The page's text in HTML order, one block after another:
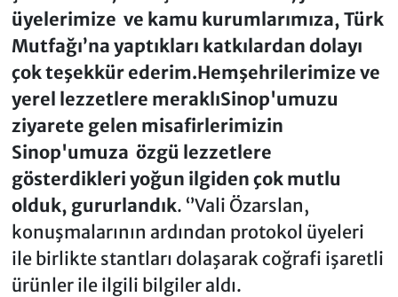
üyelerimize ve kamu kurumlarımıza, Türk
Mutfağı’na yaptıkları katkılardan dolayı
çok teşekkür ederim.Hemşehrilerimize ve
yerel lezzetlere meraklıSinop'umuzu
ziyarete gelen misafirlerimizin
Sinop'umuza özgü lezzetlere
gösterdikleri yoğun ilgiden çok mutlu
olduk, gururlandık. ‘’Vali Özarslan,
konuşmalarının ardından protokol üyeleri
ile birlikte stantları dolaşarak coğrafi işaretli
ürünler ile ilgili bilgiler aldı.